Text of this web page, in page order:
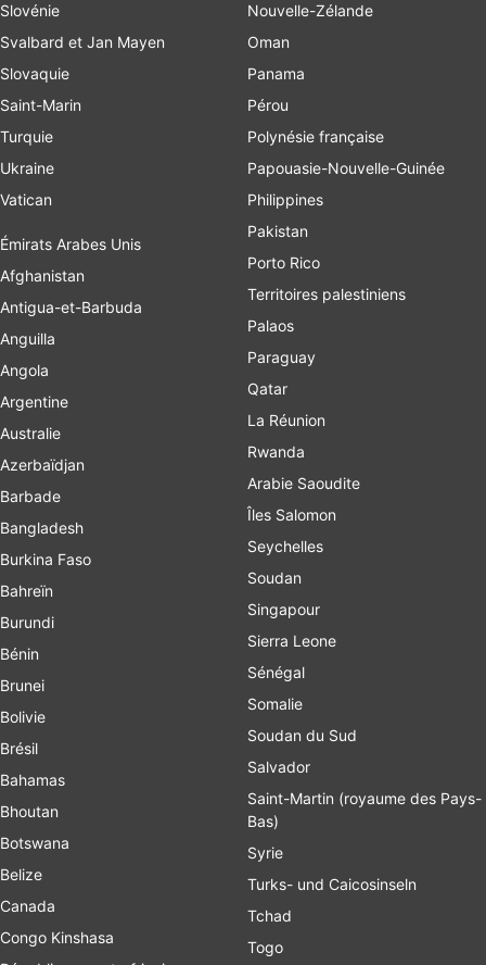
Slovénie
Svalbard et Jan Mayen
Slovaquie
Saint-Marin
Turquie
Ukraine
Vatican
Émirats Arabes Unis
Afghanistan
Antigua-et-Barbuda
Anguilla
Angola
Argentine
Australie
Azerbaïdjan
Barbade
Bangladesh
Burkina Faso
Bahreïn
Burundi
Bénin
Brunei
Bolivie
Brésil
Bahamas
Bhoutan
Botswana
Belize
Canada
Congo Kinshasa
Nouvelle-Zélande
Oman
Panama
Pérou
Polynésie française
Papouasie-Nouvelle-Guinée
Philippines
Pakistan
Porto Rico
Territoires palestiniens
Palaos
Paraguay
Qatar
La Réunion
Rwanda
Arabie Saoudite
Îles Salomon
Seychelles
Soudan
Singapour
Sierra Leone
Sénégal
Somalie
Soudan du Sud
Salvador
Saint-Martin (royaume des Pays-
Bas)
Syrie
Turks- und Caicosinseln
Tchad
Togo